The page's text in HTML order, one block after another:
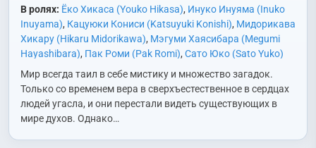
В ролях: Ёко Хикаса (Youko Hikasa), Инуко Инуяма (Inuko
Inuyama), Кацуюки Кониси (Katsuyuki Konishi), Мидорикава
Хикару (Hikaru Midorikawa), Мэгуми Хаясибара (Megumi
Hayashibara), Пак Роми (Pak Romi), Сато Юко (Sato Yuko)
Мир всегда таил в себе мистику и множество загадок.
Только со временем вера в сверхъестественное в сердцах
людей угасла, и они перестали видеть существующих в
мире духов. Однако…